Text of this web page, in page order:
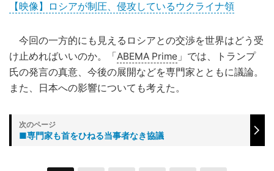
【映像】ロシアが制圧、侵攻しているウクライナ領
今回の一方的にも見えるロシアとの交渉を世界はどう受
け止めればいいのか。「 ABEMA Prime 」では、トランプ
氏の発言の真意、今後の展開などを専門家とともに議論。
また、日本への影響についても考えた。
■専門家も首をひねる当事者なき協議